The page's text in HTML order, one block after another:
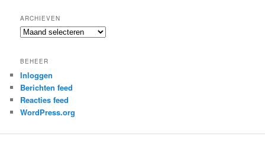
ARCHIEVEN
Archieven
BEHEER
Inloggen
Berichten feed
Reacties feed
WordPress.org